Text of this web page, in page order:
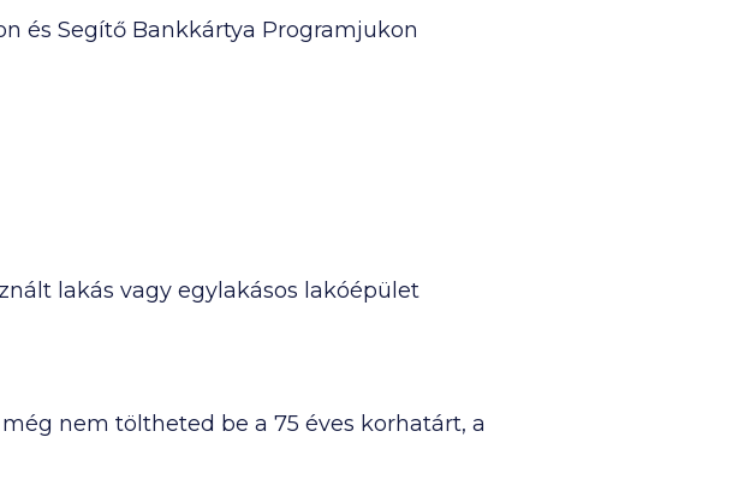
és Segítő Bankkártya Programjukon
lakás vagy egylakásos lakóépület
nem töltheted be a 75 éves korhatárt, a